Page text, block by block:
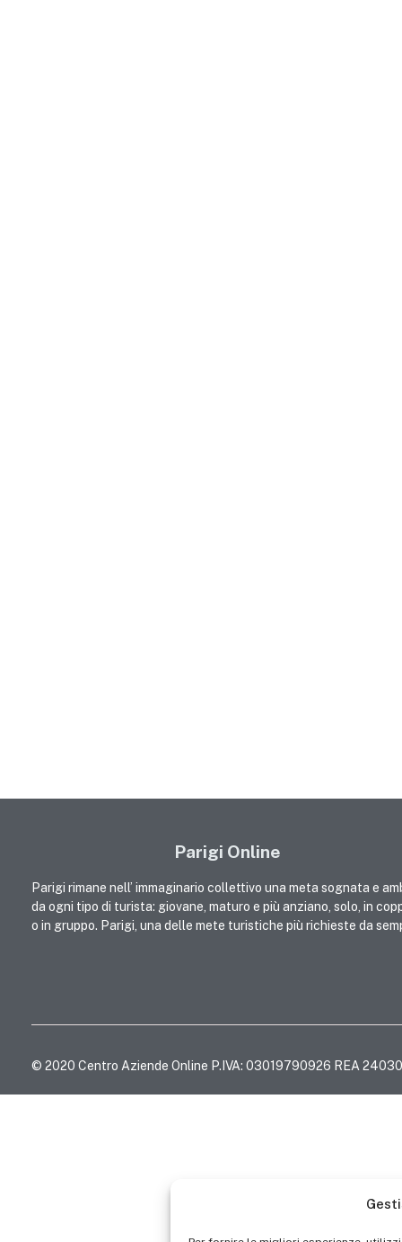
Parigi Online
Parigi rimane nell’ immaginario collettivo una meta sognata e
da ogni tipo di turista: giovane, maturo e più anziano, solo, in
o in gruppo. Parigi, una delle mete turistiche più richieste da
© 2020 Centro Aziende Online P.IVA: 03019790926 REA